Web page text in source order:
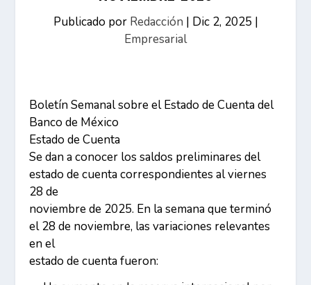
Publicado por Redacción | Dic 2, 2025 |
Empresarial
Boletín Semanal sobre el Estado de Cuenta del
Banco de México
Estado de Cuenta
Se dan a conocer los saldos preliminares del
estado de cuenta correspondientes al viernes
28 de
noviembre de 2025. En la semana que terminó
el 28 de noviembre, las variaciones relevantes
en el
estado de cuenta fueron: